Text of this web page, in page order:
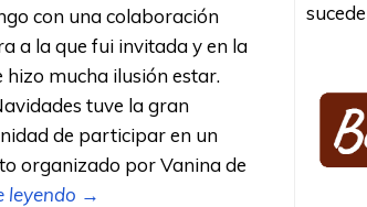
con una colaboración
a la que fui invitada y en la
hizo mucha ilusión estar.
tuve la gran
de participar en un
organizado por Vanina de
leyendo →